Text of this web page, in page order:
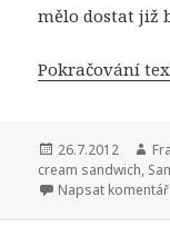
mělo dostat již
Pokračování
Publikováno:
26.7.2012
cream sandwich,
Napsat komentář